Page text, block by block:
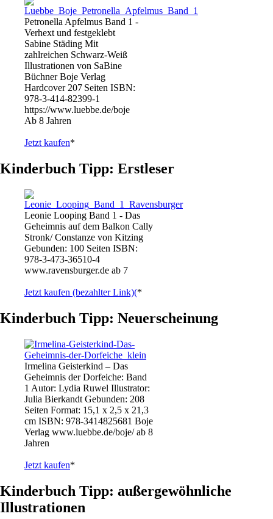
Petronella Apfelmus Band 1 -
Verhext und festgeklebt
Sabine Städing Mit
zahlreichen Schwarz-Weiß
Illustrationen von SaBine
Büchner Boje Verlag
Hardcover 207 Seiten ISBN:
978-3-414-82399-1
https://www.luebbe.de/boje
Ab 8 Jahren
Jetzt kaufen*
Kinderbuch Tipp: Erstleser
Leonie Looping Band 1 - Das
Geheimnis auf dem Balkon Cally
Stronk/ Constanze von Kitzing
Gebunden: 100 Seiten ISBN:
978-3-473-36510-4
www.ravensburger.de ab 7
Jetzt kaufen (bezahlter Link)(*
Kinderbuch Tipp: Neuerscheinung
Irmelina Geisterkind – Das
Geheimnis der Dorfeiche: Band
1 Autor: Lydia Ruwel Illustrator:
Julia Bierkandt Gebunden: 208
Seiten Format: 15,1 x 2,5 x 21,3
cm ISBN: 978-3414825681 Boje
Verlag www.luebbe.de/boje/ ab 8
Jahren
Jetzt kaufen*
Kinderbuch Tipp: außergewöhnliche
Illustrationen